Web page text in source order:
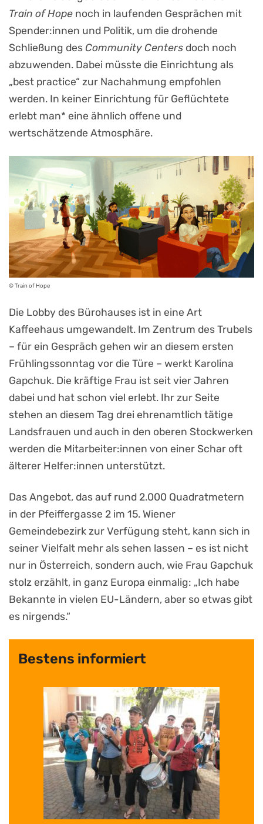
Train of Hope noch in laufenden Gesprächen mit
Spender:innen und Politik, um die drohende
Schließung des Community Centers doch noch
abzuwenden. Dabei müsste die Einrichtung als
„best practice“ zur Nachahmung empfohlen
werden. In keiner Einrichtung für Geflüchtete
erlebt man* eine ähnlich offene und
wertschätzende Atmosphäre.
© Train of Hope
Die Lobby des Bürohauses ist in eine Art
Kaffeehaus umgewandelt. Im Zentrum des Trubels
– für ein Gespräch gehen wir an diesem ersten
Frühlingssonntag vor die Türe – werkt Karolina
Gapchuk. Die kräftige Frau ist seit vier Jahren
dabei und hat schon viel erlebt. Ihr zur Seite
stehen an diesem Tag drei ehrenamtlich tätige
Landsfrauen und auch in den oberen Stockwerken
werden die Mitarbeiter:innen von einer Schar oft
älterer Helfer:innen unterstützt.
Das Angebot, das auf rund 2.000 Quadratmetern
in der Pfeiffergasse 2 im 15. Wiener
Gemeindebezirk zur Verfügung steht, kann sich in
seiner Vielfalt mehr als sehen lassen – es ist nicht
nur in Österreich, sondern auch, wie Frau Gapchuk
stolz erzählt, in ganz Europa einmalig: „Ich habe
Bekannte in vielen EU-Ländern, aber so etwas gibt
es nirgends.“
Bestens informiert